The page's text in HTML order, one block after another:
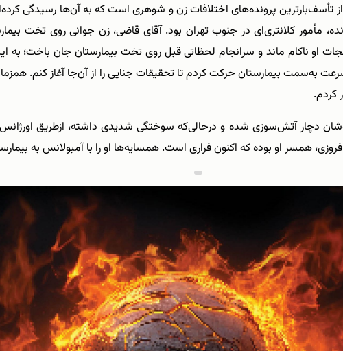
تأسف‌بارترین پرونده‌های اختلافات زن و شوهری است که به آن‌ها رسیدگی
مأمور کلانتری‌ای در جنوب تهران بود. آقای قاضی، زن جوانی روی تخت
او ناکام ماند و سرانجام لحظاتی قبل روی تخت بیمارستان جان باخت؛ به
به‌سمت بیمارستان حرکت کردم تا تحقیقات جنایی را از آن‌جا آغاز کنم.
کردم.
دچار آتش‌سوزی شده و درحالی‌که سوختگی شدیدی داشته‌، ازطریق
همسر او بوده ‌که اکنون فراری است. همسایه‌ها او را با آمبولانس به